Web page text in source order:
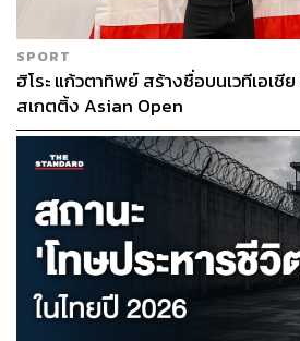
SPORT
ฮิโระ แก้วตาทิพย์ สร้างชื่อบนเวทีเอเชี
สเกตติ้ง Asian Open